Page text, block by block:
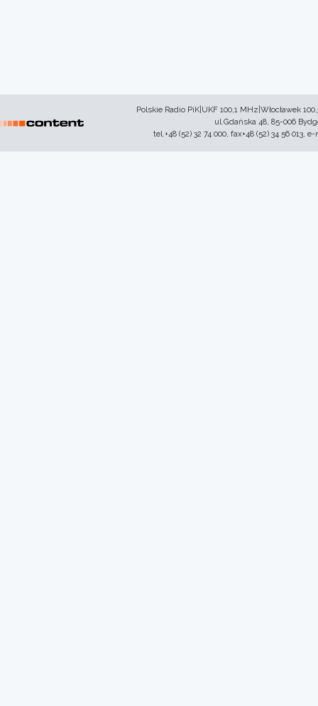
Polskie Radio PiK|UKF 100,1 MHz|Włocławek
ul.Gdańska 48, 85-006
tel.+48 (52) 32 74 000, fax+48 (52) 34 56 013,